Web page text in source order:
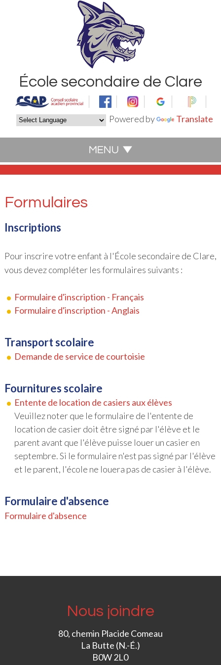
Powered by Translate
École secondaire de Clare
Formulaires
Inscriptions
Pour inscrire votre enfant à l'École secondaire de Clare,
vous devez compléter les formulaires suivants :
Formulaire d'inscription - Français
Formulaire d'inscription - Anglais
Transport scolaire
Demande de service de courtoisie
Fournitures scolaire
Entente de location de casiers aux élèves
Veuillez noter que le formulaire de l'entente de
location de casier doit être signé par l'élève et le
parent avant que l'élève puisse louer un casier en
septembre. Si le formulaire n'est pas signé par l'élève
et le parent, l'école ne louera pas de casier à l'élève.
Formulaire d'absence
Formulaire d'absence
Nous joindre
80, chemin Placide Comeau
La Butte (N.-É.)
B0W 2L0